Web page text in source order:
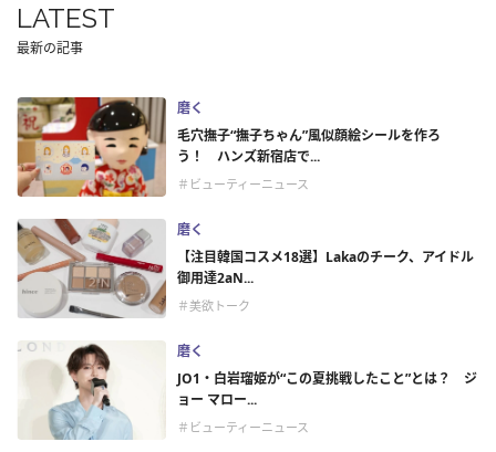
LATEST
最新の記事
磨く
毛穴撫子“撫子ちゃん”風似顔絵シールを作ろ
う！ ハンズ新宿店で...
＃ビューティーニュース
磨く
【注目韓国コスメ18選】Lakaのチーク、アイドル
御用達2aN...
＃美欲トーク
磨く
JO1・白岩瑠姫が“この夏挑戦したこと”とは？ ジ
ョー マロー...
＃ビューティーニュース